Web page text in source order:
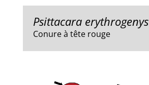
Psittacara erythrogenys
Conure à tête rouge